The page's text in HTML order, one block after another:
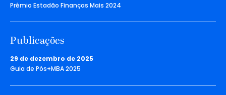
Prêmio Estadão Finanças Mais 2024
Publicações
29 de dezembro de 2025
Guia de Pós+MBA 2025